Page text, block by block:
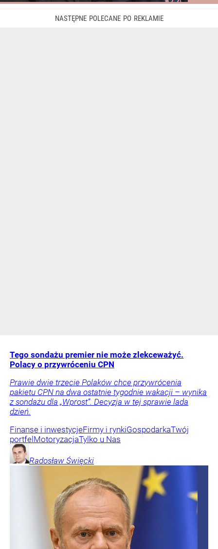
Tego sondażu premier nie może zlekceważyć.
Polacy o przywróceniu CPN
Prawie dwie trzecie Polaków chce przywrócenia
pakietu CPN na dwa ostatnie tygodnie wakacji – wynika
z sondażu dla „Wprost”. Decyzja w tej sprawie lada
dzień.
Finanse i inwestycjeFirmy i rynkiGospodarkaTwój
portfel MotoryzacjaTylko u Nas
Radosław Święcki